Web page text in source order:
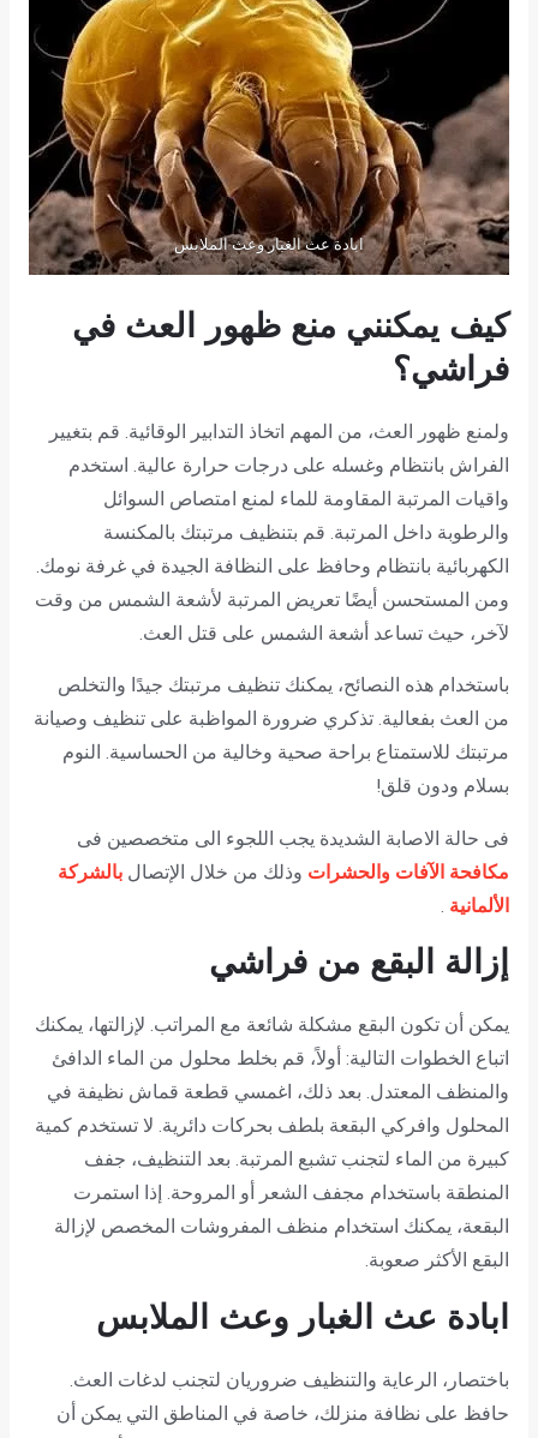
ابادة عث الغبار وعث الملابس
كيف يمكنني منع ظهور العث في
فراشي؟
ولمنع ظهور العث، من المهم اتخاذ التدابير الوقائية. قم بتغيير
الفراش بانتظام وغسله على درجات حرارة عالية. استخدم
واقيات المرتبة المقاومة للماء لمنع امتصاص السوائل
والرطوبة داخل المرتبة. قم بتنظيف مرتبتك بالمكنسة
الكهربائية بانتظام وحافظ على النظافة الجيدة في غرفة نومك.
ومن المستحسن أيضًا تعريض المرتبة لأشعة الشمس من وقت
لآخر، حيث تساعد أشعة الشمس على قتل العث.
باستخدام هذه النصائح، يمكنك تنظيف مرتبتك جيدًا والتخلص
من العث بفعالية. تذكري ضرورة المواظبة على تنظيف وصيانة
مرتبتك للاستمتاع براحة صحية وخالية من الحساسية. النوم
بسلام ودون قلق!
فى حالة الاصابة الشديدة يجب اللجوء الى متخصصين فى
مكافحة الآفات والحشرات وذلك من خلال الإتصال بالشركة
الألمانية .
إزالة البقع من فراشي
يمكن أن تكون البقع مشكلة شائعة مع المراتب. لإزالتها، يمكنك
اتباع الخطوات التالية: أولاً، قم بخلط محلول من الماء الدافئ
والمنظف المعتدل. بعد ذلك، اغمسي قطعة قماش نظيفة في
المحلول وافركي البقعة بلطف بحركات دائرية. لا تستخدم كمية
كبيرة من الماء لتجنب تشبع المرتبة. بعد التنظيف، جفف
المنطقة باستخدام مجفف الشعر أو المروحة. إذا استمرت
البقعة، يمكنك استخدام منظف المفروشات المخصص لإزالة
البقع الأكثر صعوبة.
ابادة عث الغبار وعث الملابس
باختصار، الرعاية والتنظيف ضروريان لتجنب لدغات العث.
حافظ على نظافة منزلك، خاصة في المناطق التي يمكن أن